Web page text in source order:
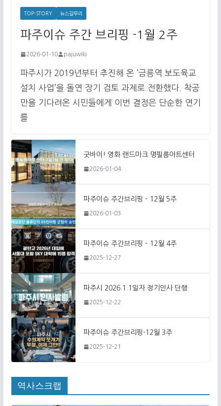
TOP-STORY 뉴스갈무리
파주이슈 주간 브리핑 -1월 2주
2026-01-10 pajuwiki
파주시가 2019년부터 추진해 온 ‘금릉역 보도육교
설치 사업’을 돌연 장기 검토 과제로 전환했다. 착공
만을 기다려온 시민들에게 이번 결정은 단순한 연기
를
굿바이! 영화 랜드마크 명필름아트센터
2026-01-04
파주이슈 주간브리핑 – 12월 5주
2026-01-03
파주이슈 주간브리핑 – 12월 4주
2025-12-27
파주시 2026.1.1일자 정기인사 단행
2025-12-22
파주이슈 주간브리핑-12월 3주
2025-12-21
역사스크랩